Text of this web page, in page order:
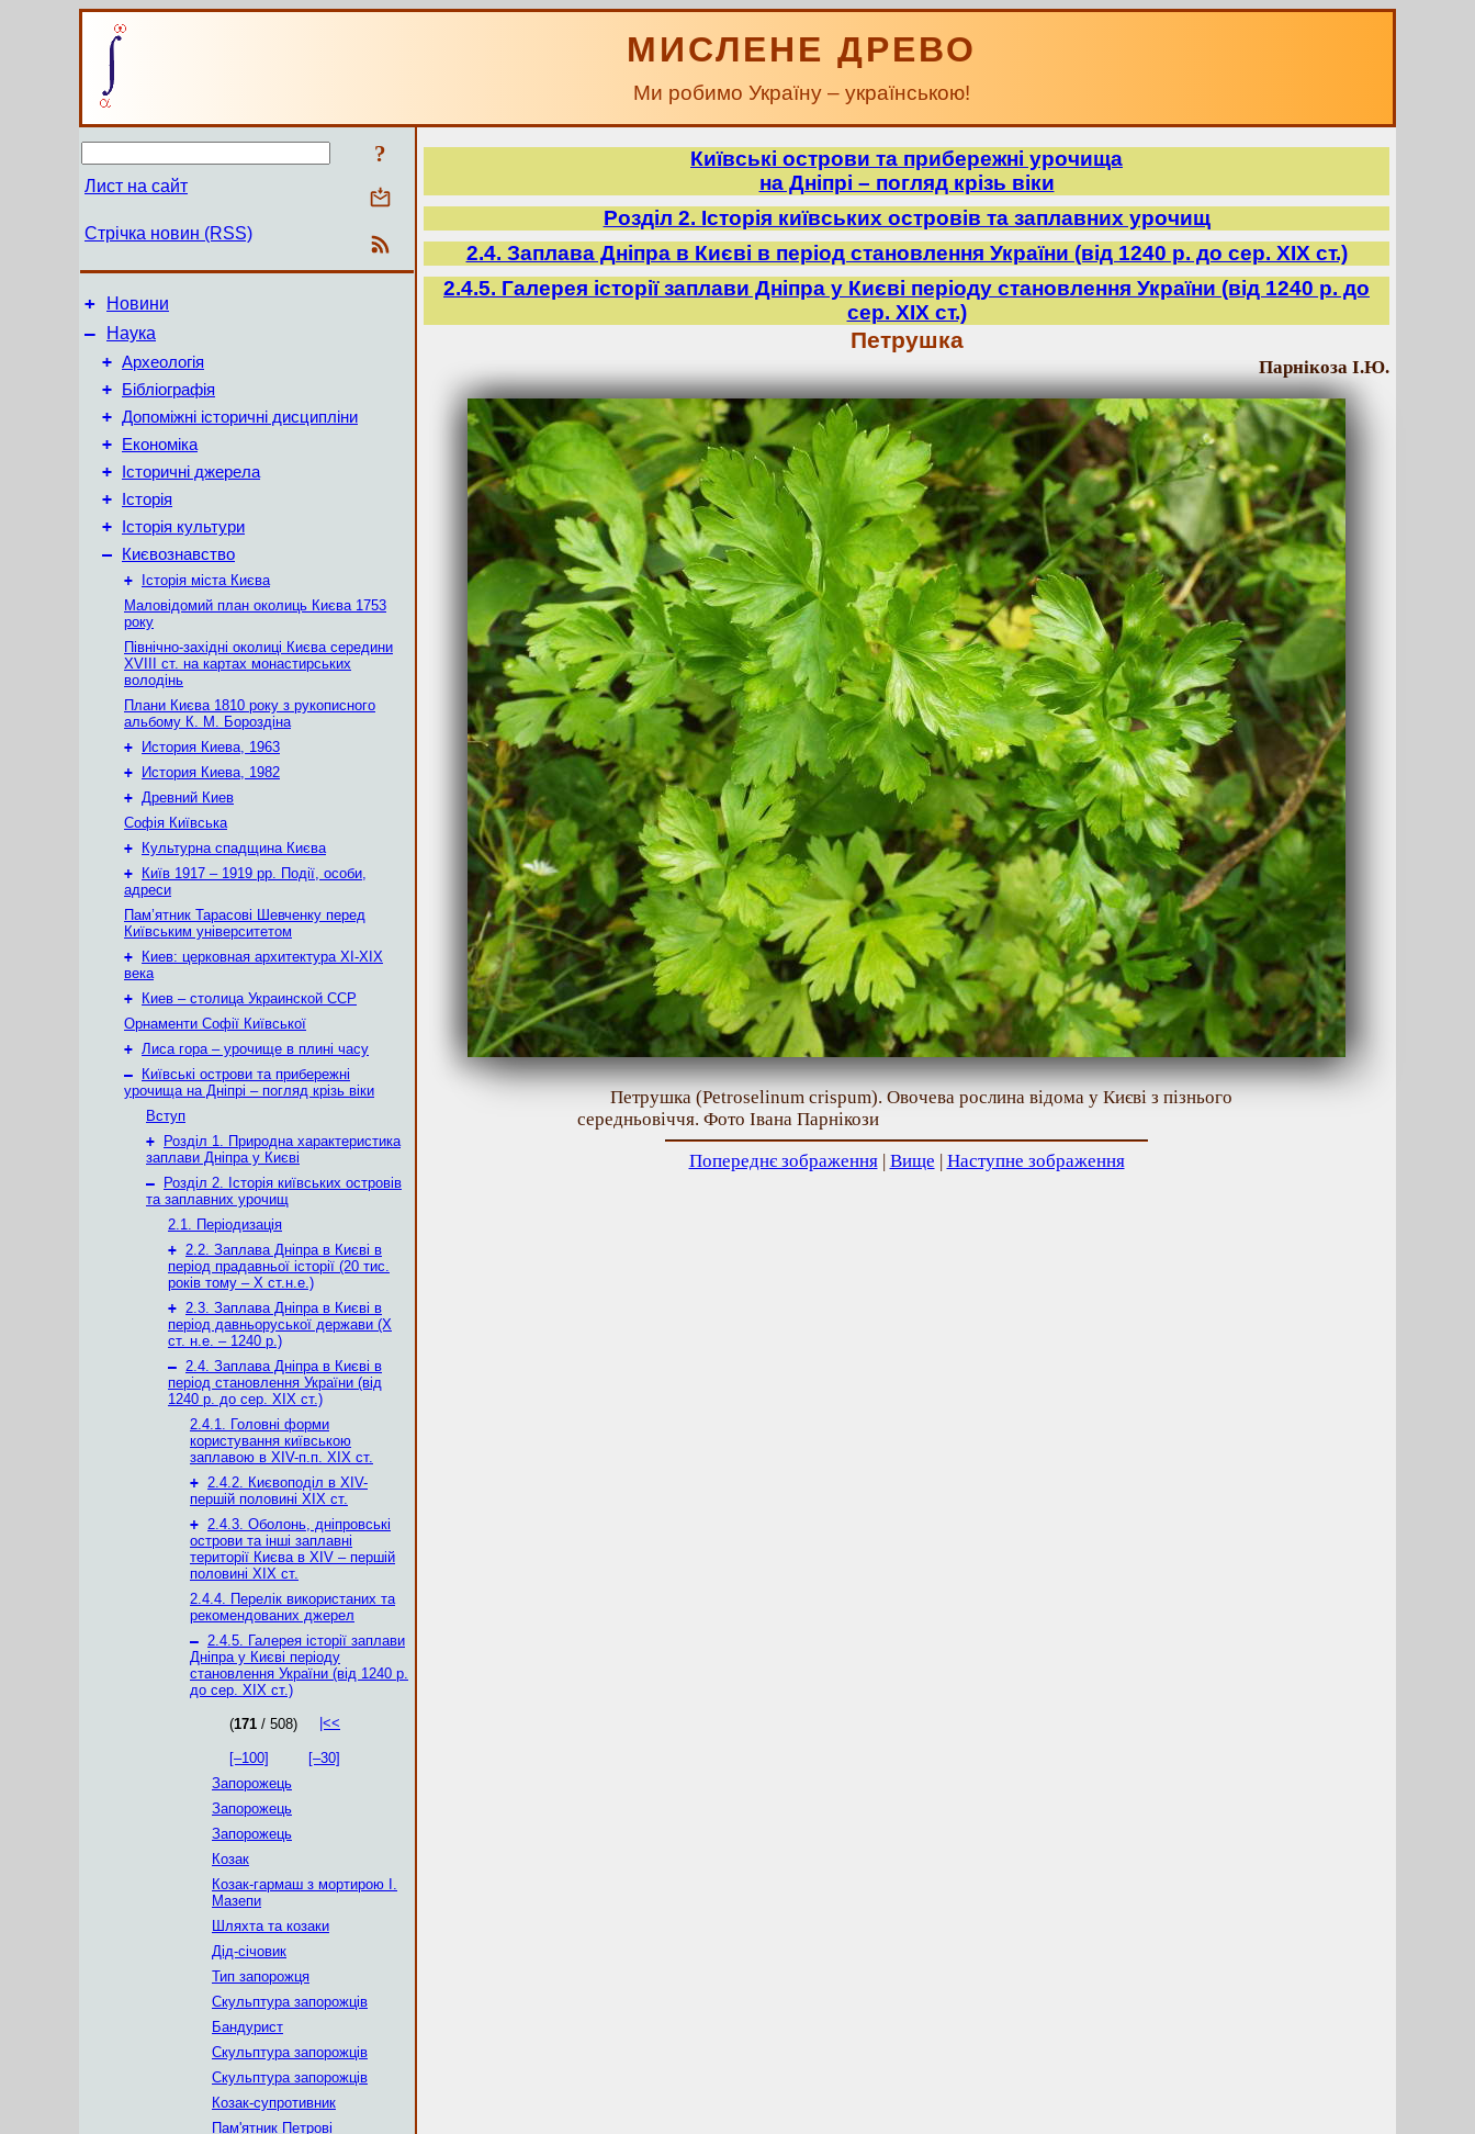
МИСЛЕНЕ ДРЕВО
Ми робимо Україну – українською!
?
Лист на сайт
Стрічка новин (RSS)
+ Новини
–
Наука
+ Археологія
+ Бібліографія
+ Допоміжні історичні дисципліни
+ Економіка
+ Історичні джерела
+ Історія
+ Історія культури
– Києвознавство
+
Історія міста Києва
Маловідомий план околиць Києва 1753
року
Північно-західні околиці Києва середини
XVIII ст. на картах монастирських
володінь
Плани Києва 1810 року з рукописного
альбому К. М. Бороздіна
+
История Киева, 1963
+
История Киева, 1982
+ Древний Киев
Софія Київська
+
Культурна спадщина Києва
+
Київ 1917 – 1919 рр. Події, особи,
адреси
Пам’ятник Тарасові Шевченку перед
Київським університетом
+
Киев: церковная архитектура XI-XIX
века
+
Киев – столица Украинской ССР
Орнаменти Софії Київської
+ Лиса гора – урочище в плині часу
–
Київські острови та прибережні
урочища на Дніпрі – погляд крізь віки
Вступ
+
Розділ 1. Природна характеристика
заплави Дніпра у Києві
–
Розділ 2. Історія київських островів
та заплавних урочищ
2.1. Періодизація
+ 2.2. Заплава Дніпра в Києві в
період прадавньої історії (20 тис.
років тому – X ст.н.е.)
+ 2.3. Заплава Дніпра в Києві в
період давньоруської держави (Х
ст. н.е. – 1240 р.)
– 2.4. Заплава Дніпра в Києві в
період становлення України (від
1240 р. до сер. ХІХ ст.)
2.4.1. Головні форми
користування київською
заплавою в XIV-п.п. XIX ст.
+ 2.4.2. Києвоподіл в XІV-
першій половині XIX ст.
+ 2.4.3. Оболонь, дніпровські
острови та інші заплавні
території Києва в XIV – першій
половині XIX ст.
2.4.4. Перелік використаних та
рекомендованих джерел
– 2.4.5. Галерея історії заплави
Дніпра у Києві періоду
становлення України (від 1240 р.
до сер. ХІХ ст.)
(171 / 508) |<<
[–100]
[–30]
Запорожець
Запорожець
Запорожець
Козак
Козак-гармаш з мортирою І.
Мазепи
Шляхта та козаки
Дід-січовик
Тип запорожця
Скульптура запорожців
Бандурист
Скульптура запорожців
Скульптура запорожців
Козак-супротивник
Пам'ятник Петрові
Київські острови та прибережні урочища
на Дніпрі – погляд крізь віки
Розділ 2. Історія київських островів та заплавних урочищ
2.4. Заплава Дніпра в Києві в період становлення України (від 1240 р. до сер. ХІХ ст.)
2.4.5. Галерея історії заплави Дніпра у Києві періоду становлення України (від 1240 р. до
сер. ХІХ ст.)
Петрушка
Парнікоза І.Ю.
Петрушка (Petroselinum crispum). Овочева рослина відома у Києві з пізнього
середньовіччя. Фото Івана Парнікози
Попереднє зображення| Вище | Наступне зображення